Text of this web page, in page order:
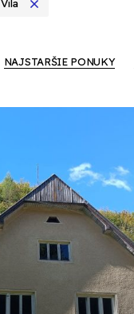
Vila
NAJSTARŠIE PONUKY